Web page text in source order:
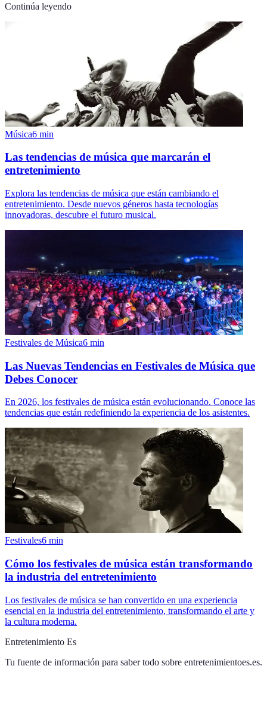
Continúa leyendo
Música6 min
Las tendencias de música que marcarán el
entretenimiento
Explora las tendencias de música que están cambiando el
entretenimiento. Desde nuevos géneros hasta tecnologías
innovadoras, descubre el futuro musical.
Festivales de Música6 min
Las Nuevas Tendencias en Festivales de Música que
Debes Conocer
En 2026, los festivales de música están evolucionando. Conoce las
tendencias que están redefiniendo la experiencia de los asistentes.
Festivales6 min
Cómo los festivales de música están transformando
la industria del entretenimiento
Los festivales de música se han convertido en una experiencia
esencial en la industria del entretenimiento, transformando el arte y
la cultura moderna.
Entretenimiento Es
Tu fuente de información para saber todo sobre entretenimientoes.es.